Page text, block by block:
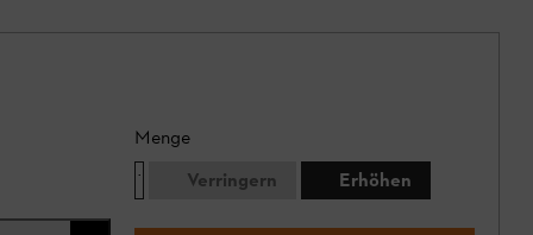
Menge
Verringern
Erhöhen